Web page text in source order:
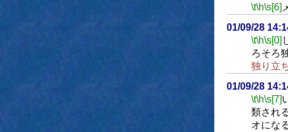
\t\h\s[6]
01/09/28
\t\h\s[0]
ろそろ
独り立
01/09/28
\t\h\s[7]
類され
オにな